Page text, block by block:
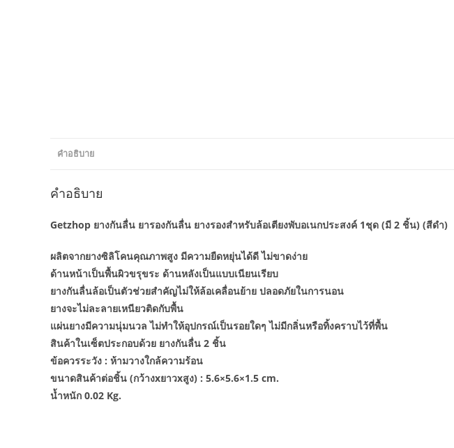
คำอธิบาย
คำอธิบาย
Getzhop ยางกันลื่น ยารองกันลื่น ยางรองสำหรับล้อเตียงพับอเนกประสงค์ 1ชุด (มี 2 ชิ้น) (สีดำ)
ผลิตจากยางซิลิโคนคุณภาพสูง มีความยืดหยุ่นได้ดี ไม่ขาดง่าย
ด้านหน้าเป็นพื้นผิวขรุขระ ด้านหลังเป็นแบบเนียนเรียบ
ยางกันลื่นล้อเป็นตัวช่วยสำคัญไม่ให้ล้อเคลื่อนย้าย ปลอดภัยในการนอน
ยางจะไม่ละลายเหนียวติดกับพื้น
แผ่นยางมีความนุ่มนวล ไม่ทำให้อุปกรณ์เป็นรอยใดๆ ไม่มีกลิ่นหรือทิ้งคราบไว้ที่พื้น
สินค้าในเซ็ตประกอบด้วย ยางกันลื่น 2 ชิ้น
ข้อควรระวัง : ห้ามวางใกล้ความร้อน
ขนาดสินค้าต่อชิ้น (กว้างxยาวxสูง) : 5.6×5.6×1.5 cm.
น้ำหนัก 0.02 Kg.